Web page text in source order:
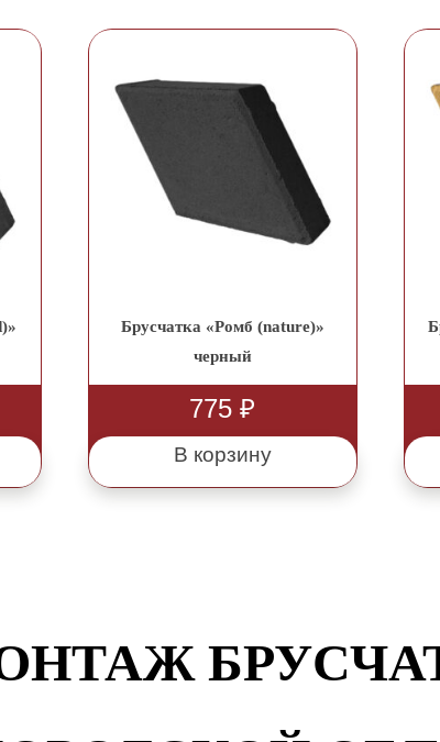
Брусчатка «Ромб (nature)»
черный
775₽
В корзину